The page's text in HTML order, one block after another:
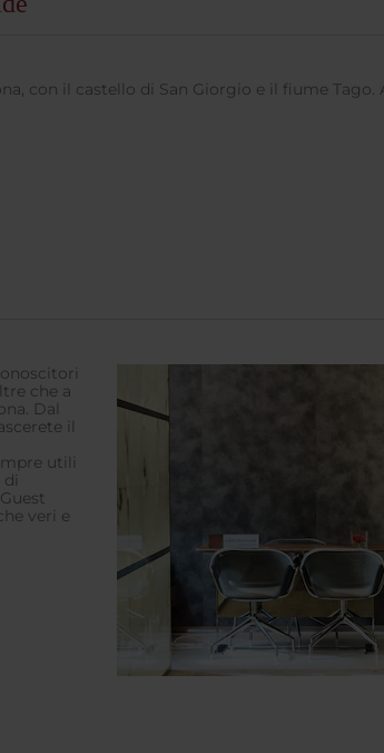
con il castello di San Giorgio e il fiume
che a
Dal
il
utili
veri e